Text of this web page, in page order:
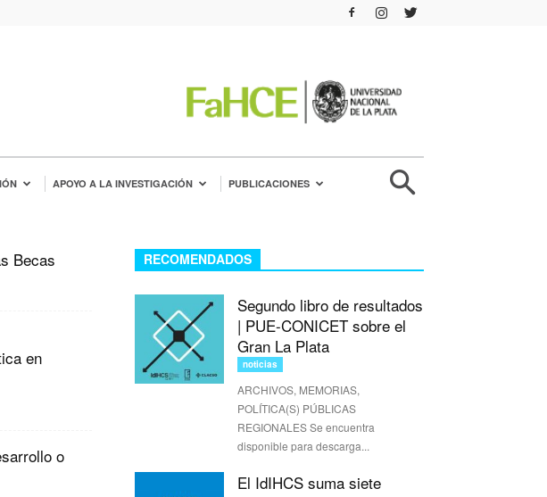
APOYO A LA INVESTIGACIÓN PUBLICACIONES
Becas
en
o
RECOMENDADOS
Segundo libro de resultados
| PUE-CONICET sobre el
Gran La Plata
noticias
ARCHIVOS, MEMORIAS,
POLÍTICA(S) PÚBLICAS
REGIONALES Se encuentra
disponible para descarga...
El IdIHCS suma siete